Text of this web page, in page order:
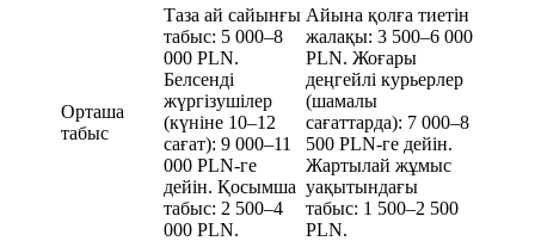
Орташа
табыс
Таза ай сайынғы
табыс: 5 000–8
000 PLN.
Белсенді
жүргізушілер
(күніне 10–12
сағат): 9 000–11
000 PLN-ге
дейін. Қосымша
табыс: 2 500–4
000 PLN.
Айына қолға тиетін
жалақы: 3 500–6 000
PLN. Жоғары
деңгейлі курьерлер
(шамалы
сағаттарда): 7 000–8
500 PLN-ге дейін.
Жартылай жұмыс
уақытындағы
табыс: 1 500–2 500
PLN.